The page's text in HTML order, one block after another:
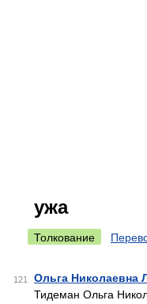
ужа
Толкование
121 Ольга Николаевна
Тидеман Ольга